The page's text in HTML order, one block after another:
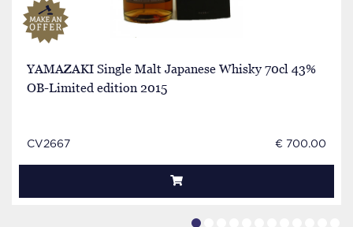
YAMAZAKI Single Malt Japanese Whisky 70cl 43%
OB-Limited edition 2015
CV2667 € 700.00